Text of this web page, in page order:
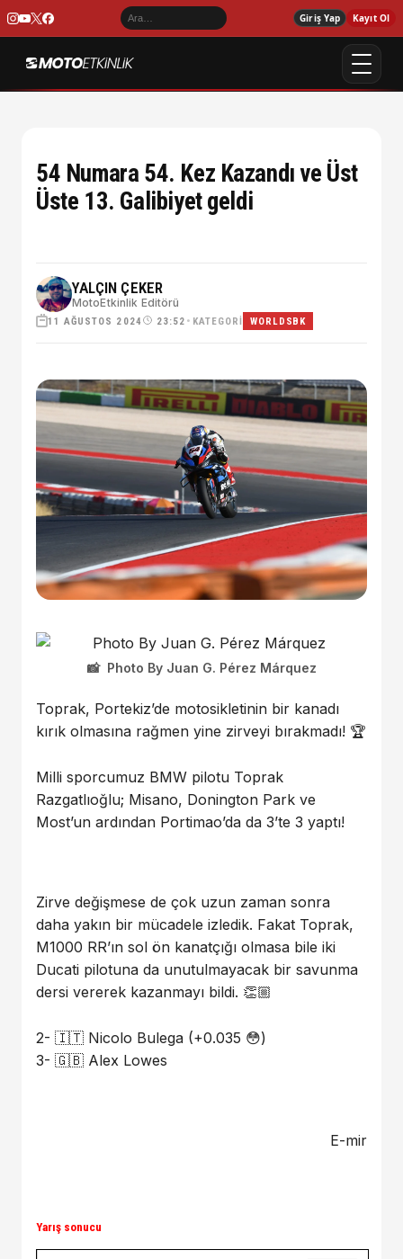
Giriş Yap Kayıt Ol
54 Numara 54. Kez Kazandı ve Üst
Üste 13. Galibiyet geldi
YALÇIN ÇEKER
MotoEtkinlik Editörü
11 AĞUSTOS 2024 23:52 • KATEGORI WORLDSBK
Photo By Juan G. Pérez Márquez
Toprak, Portekiz’de motosikletinin bir kanadı
kırık olmasına rağmen yine zirveyi bırakmadı! 🏆
Milli sporcumuz BMW pilotu Toprak
Razgatlıoğlu; Misano, Donington Park ve
Most’un ardından Portimao’da da 3’te 3 yaptı!
Zirve değişmese de çok uzun zaman sonra
daha yakın bir mücadele izledik. Fakat Toprak,
M1000 RR’ın sol ön kanatçığı olmasa bile iki
Ducati pilotuna da unutulmayacak bir savunma
dersi vererek kazanmayı bildi. 👏🏼
2- 🇮🇹 Nicolo Bulega (+0.035 😳)
3- 🇬🇧 Alex Lowes
E-mir
Yarış sonucu